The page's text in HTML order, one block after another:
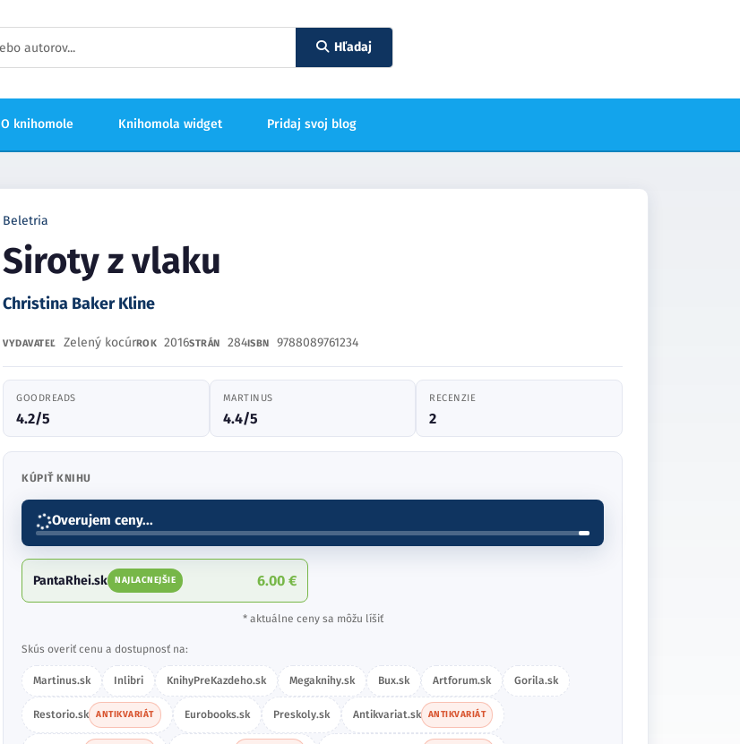
Hľadaj
O knihomole Knihomola widget Pridaj svoj blog
Beletria
Siroty z vlaku
Christina Baker Kline
VYDAVATEĽ Zelený kocúrROK 2016STRÁN 284ISBN 9788089761234
GOODREADS
4.2/5
MARTINUS
4.4/5
RECENZIE
2
KÚPIŤ KNIHU
Overujem ceny...
PantaRhei.sk NAJLACNEJŠIE 6.00 €
* aktuálne ceny sa môžu líšiť
Skús overiť cenu a dostupnosť na:
Martinus.sk Inlibri KnihyPreKazdeho.sk Megaknihy.sk Bux.sk Artforum.sk Gorila.sk
Restorio.sk ANTIKVARIÁT Eurobooks.sk Preskoly.sk Antikvariat.sk ANTIKVARIÁT